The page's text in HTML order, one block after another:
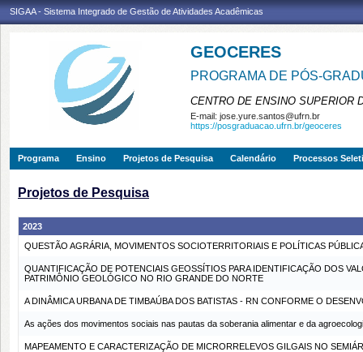
SIGAA - Sistema Integrado de Gestão de Atividades Acadêmicas
GEOCERES
PROGRAMA DE PÓS-
CENTRO DE ENSINO SUPERIOR
E-mail: jose.yure.santos@ufrn.br
https://posgraduacao.ufrn.br/geoceres
Programa Ensino Projetos de Pesquisa Calendário Processos
Projetos de Pesquisa
2023
QUESTÃO AGRÁRIA, MOVIMENTOS SOCIOTERRITORIAIS E POLÍTICAS
QUANTIFICAÇÃO DE POTENCIAIS GEOSSÍTIOS PARA IDENTIFICAÇÃO DOS
PATRIMÔNIO GEOLÓGICO NO RIO GRANDE DO NORTE
A DINÂMICA URBANA DE TIMBAÚBA DOS BATISTAS - RN CONFORME O
As ações dos movimentos sociais nas pautas da soberania alimentar e da
MAPEAMENTO E CARACTERIZAÇÃO DE MICRORRELEVOS GILGAIS NO